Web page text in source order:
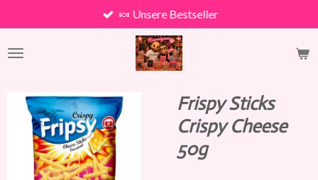
Hauptinhalt
springen
🍬 Unsere Bestseller
Frispy Sticks
Crispy Cheese
50g